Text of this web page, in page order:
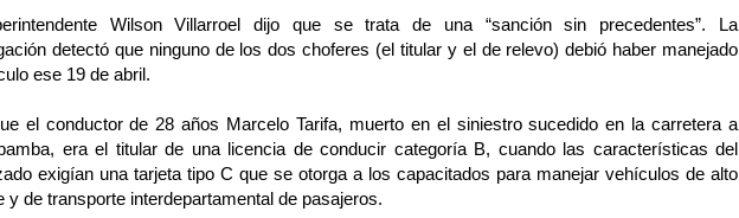
Wilson Villarroel dijo que se trata de una “sanción sin precedentes”. La
detectó que ninguno de los dos choferes (el titular y el de relevo) debió haber manejado
ese 19 de abril.
el conductor de 28 años Marcelo Tarifa, muerto en el siniestro sucedido en la carretera a
era el titular de una licencia de conducir categoría B, cuando las características del
exigían una tarjeta tipo C que se otorga a los capacitados para manejar vehículos de alto
y de transporte interdepartamental de pasajeros.